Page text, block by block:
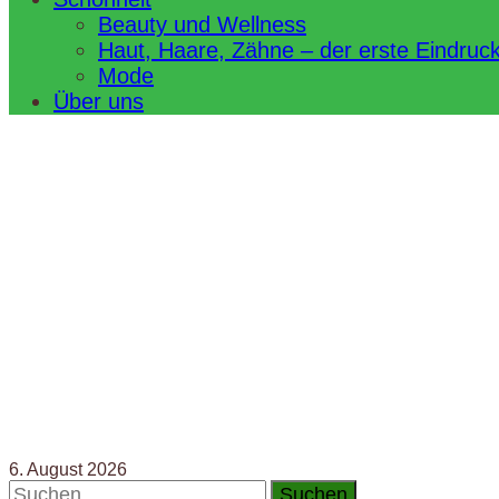
Beauty und Wellness
Haut, Haare, Zähne – der erste
Mode
Über uns
6. August 2026
Suchen